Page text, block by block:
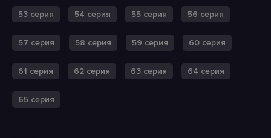
53 серия 54 серия 55 серия 56 серия
57 серия 58 серия 59 серия 60 серия
61 серия 62 серия 63 серия 64 серия
65 серия